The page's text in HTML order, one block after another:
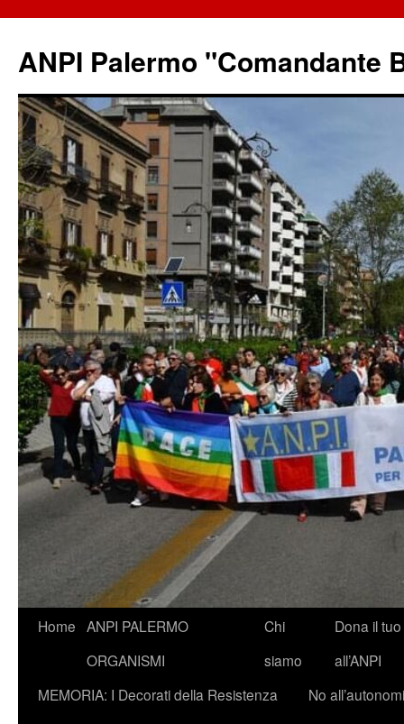
ANPI Palermo "Comandante
Vai
contenuto
Home ANPI PALERMO
ORGANISMI
Chi
siamo
Dona il
all’ANPI
MEMORIA: I Decorati della Resistenza
No